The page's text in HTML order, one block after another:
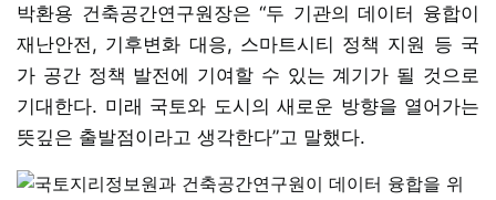
박환용 건축공간연구원장은 “두 기관의 데이터 융합이
재난안전, 기후변화 대응, 스마트시티 정책 지원 등 국
가 공간 정책 발전에 기여할 수 있는 계기가 될 것으로
기대한다. 미래 국토와 도시의 새로운 방향을 열어가는
뜻깊은 출발점이라고 생각한다”고 말했다.